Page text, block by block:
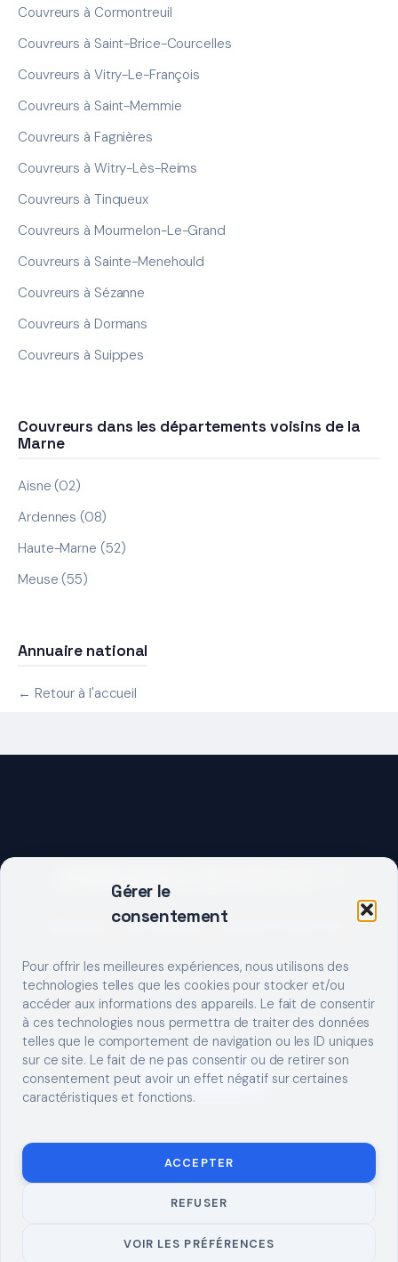
Gérer le
consentement
Pour offrir les meilleures expériences, nous utilisons des
technologies telles que les cookies pour stocker et/ou
accéder aux informations des appareils. Le fait de consentir
à ces technologies nous permettra de traiter des données
telles que le comportement de navigation ou les ID uniques
sur ce site. Le fait de ne pas consentir ou de retirer son
consentement peut avoir un effet négatif sur certaines
caractéristiques et fonctions.
ACCEPTER
REFUSER
VOIR LES PRÉFÉRENCES
Couvreurs à Cormontreuil
Couvreurs à Saint-Brice-Courcelles
Couvreurs à Vitry-Le-François
Couvreurs à Saint-Memmie
Couvreurs à Fagnières
Couvreurs à Witry-Lès-Reims
Couvreurs à Tinqueux
Couvreurs à Mourmelon-Le-Grand
Couvreurs à Sainte-Menehould
Couvreurs à Sézanne
Couvreurs à Dormans
Couvreurs à Suippes
Couvreurs dans les départements voisins de la
Marne
Aisne (02)
Ardennes (08)
Haute-Marne (52)
Meuse (55)
Annuaire national
← Retour à l'accueil
DEMARRER UN PROJET ?
Décrivez votre besoin, trouvez le bon pro.
S'INSCRIRE